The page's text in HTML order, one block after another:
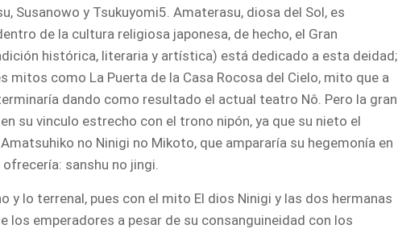
Susanowo y Tsukuyomi5. Amaterasu, diosa del Sol, es
de la cultura religiosa japonesa, de hecho, el Gran
histórica, literaria y artística) está dedicado a esta deidad;
mitos como La Puerta de la Casa Rocosa del Cielo, mito que a
dando como resultado el actual teatro Nô. Pero la gran
su vinculo estrecho con el trono nipón, ya que su nieto el
no Ninigi no Mikoto, que ampararía su hegemonía en
sanshu no jingi.
y lo terrenal, pues con el mito El dios Ninigi y las dos hermanas
los emperadores a pesar de su consanguineidad con los